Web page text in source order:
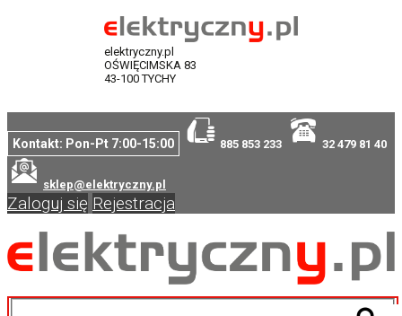
elektryczny.pl
OŚWIĘCIMSKA 83
43-100 TYCHY
Kontakt: Pon-Pt 7:00-15:00 885 853 233 32 479 81 40
sklep@elektryczny.pl
Zaloguj się Rejestracja